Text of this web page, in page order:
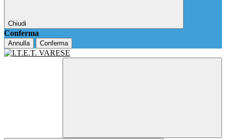
Chiudi
Conferma
Annulla Conferma